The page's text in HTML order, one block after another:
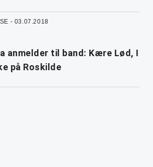
- 03.07.2018
anmelder til band: Kære Lød, I
på Roskilde